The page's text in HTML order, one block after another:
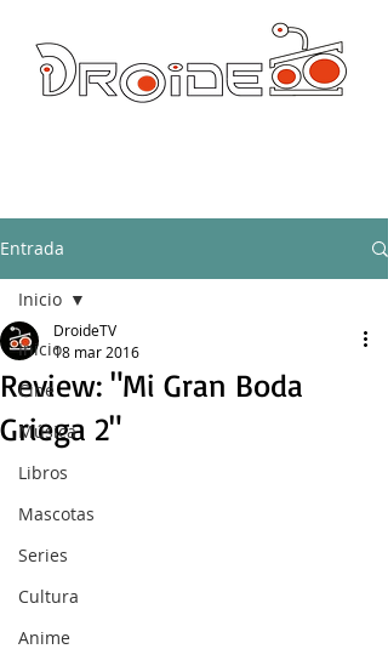
Entrada
Inicio
Cine
Música
Libros
Mascotas
Series
Cultura
Anime
Inicio
Review: "Mi Gran Boda
Griega 2"
DroideTV
18 mar 2016